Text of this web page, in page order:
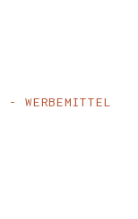
WERBEMITTEL